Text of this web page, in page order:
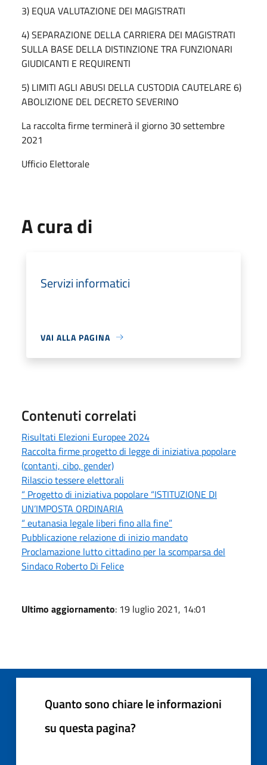
3) EQUA VALUTAZIONE DEI MAGISTRATI
4) SEPARAZIONE DELLA CARRIERA DEI MAGISTRATI
SULLA BASE DELLA DISTINZIONE TRA FUNZIONARI
GIUDICANTI E REQUIRENTI
5) LIMITI AGLI ABUSI DELLA CUSTODIA CAUTELARE 6)
ABOLIZIONE DEL DECRETO SEVERINO
La raccolta firme terminerà il giorno 30 settembre
2021
Ufficio Elettorale
A cura di
Servizi informatici
VAI ALLA PAGINA
Contenuti correlati
Risultati Elezioni Europee 2024
Raccolta firme progetto di legge di iniziativa popolare
(contanti, cibo, gender)
Rilascio tessere elettorali
“ Progetto di iniziativa popolare “ISTITUZIONE DI
UN’IMPOSTA ORDINARIA
“ eutanasia legale liberi fino alla fine”
Pubblicazione relazione di inizio mandato
Proclamazione lutto cittadino per la scomparsa del
Sindaco Roberto Di Felice
Ultimo aggiornamento: 19 luglio 2021, 14:01
Quanto sono chiare le informazioni
su questa pagina?